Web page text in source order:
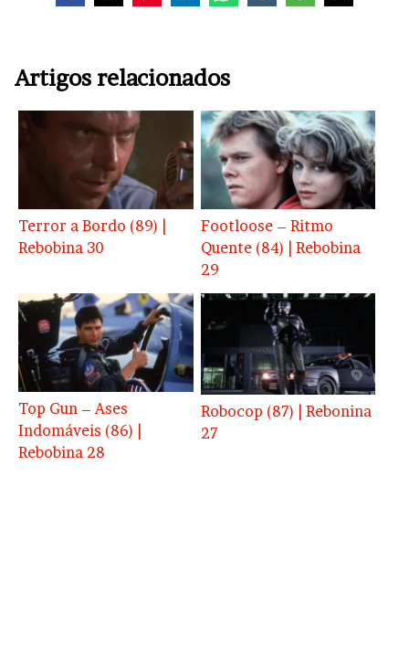
Artigos relacionados
Terror a Bordo (89) |
Rebobina 30
Footloose – Ritmo
Quente (84) | Rebobina
29
Top Gun – Ases
Indomáveis (86) |
Rebobina 28
Robocop (87) | Rebonina
27